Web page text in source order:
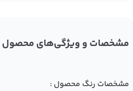
مشخصات و ویژگی‌های محصول
مشخصات رنگ محصول :